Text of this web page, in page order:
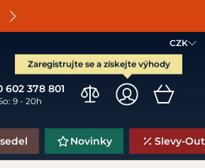
CZK
Zaregistrujte se a získejte výhody
602 378 801
9 - 20h
Novinky Slevy-